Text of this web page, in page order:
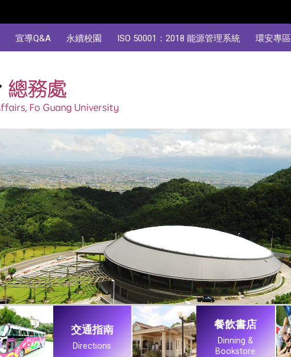
宣導Q&A 永續校園 ISO 50001：2018 能源管理系統 環安專區
交通指南
Directions
餐飲書店
Dinning &
Bookstore